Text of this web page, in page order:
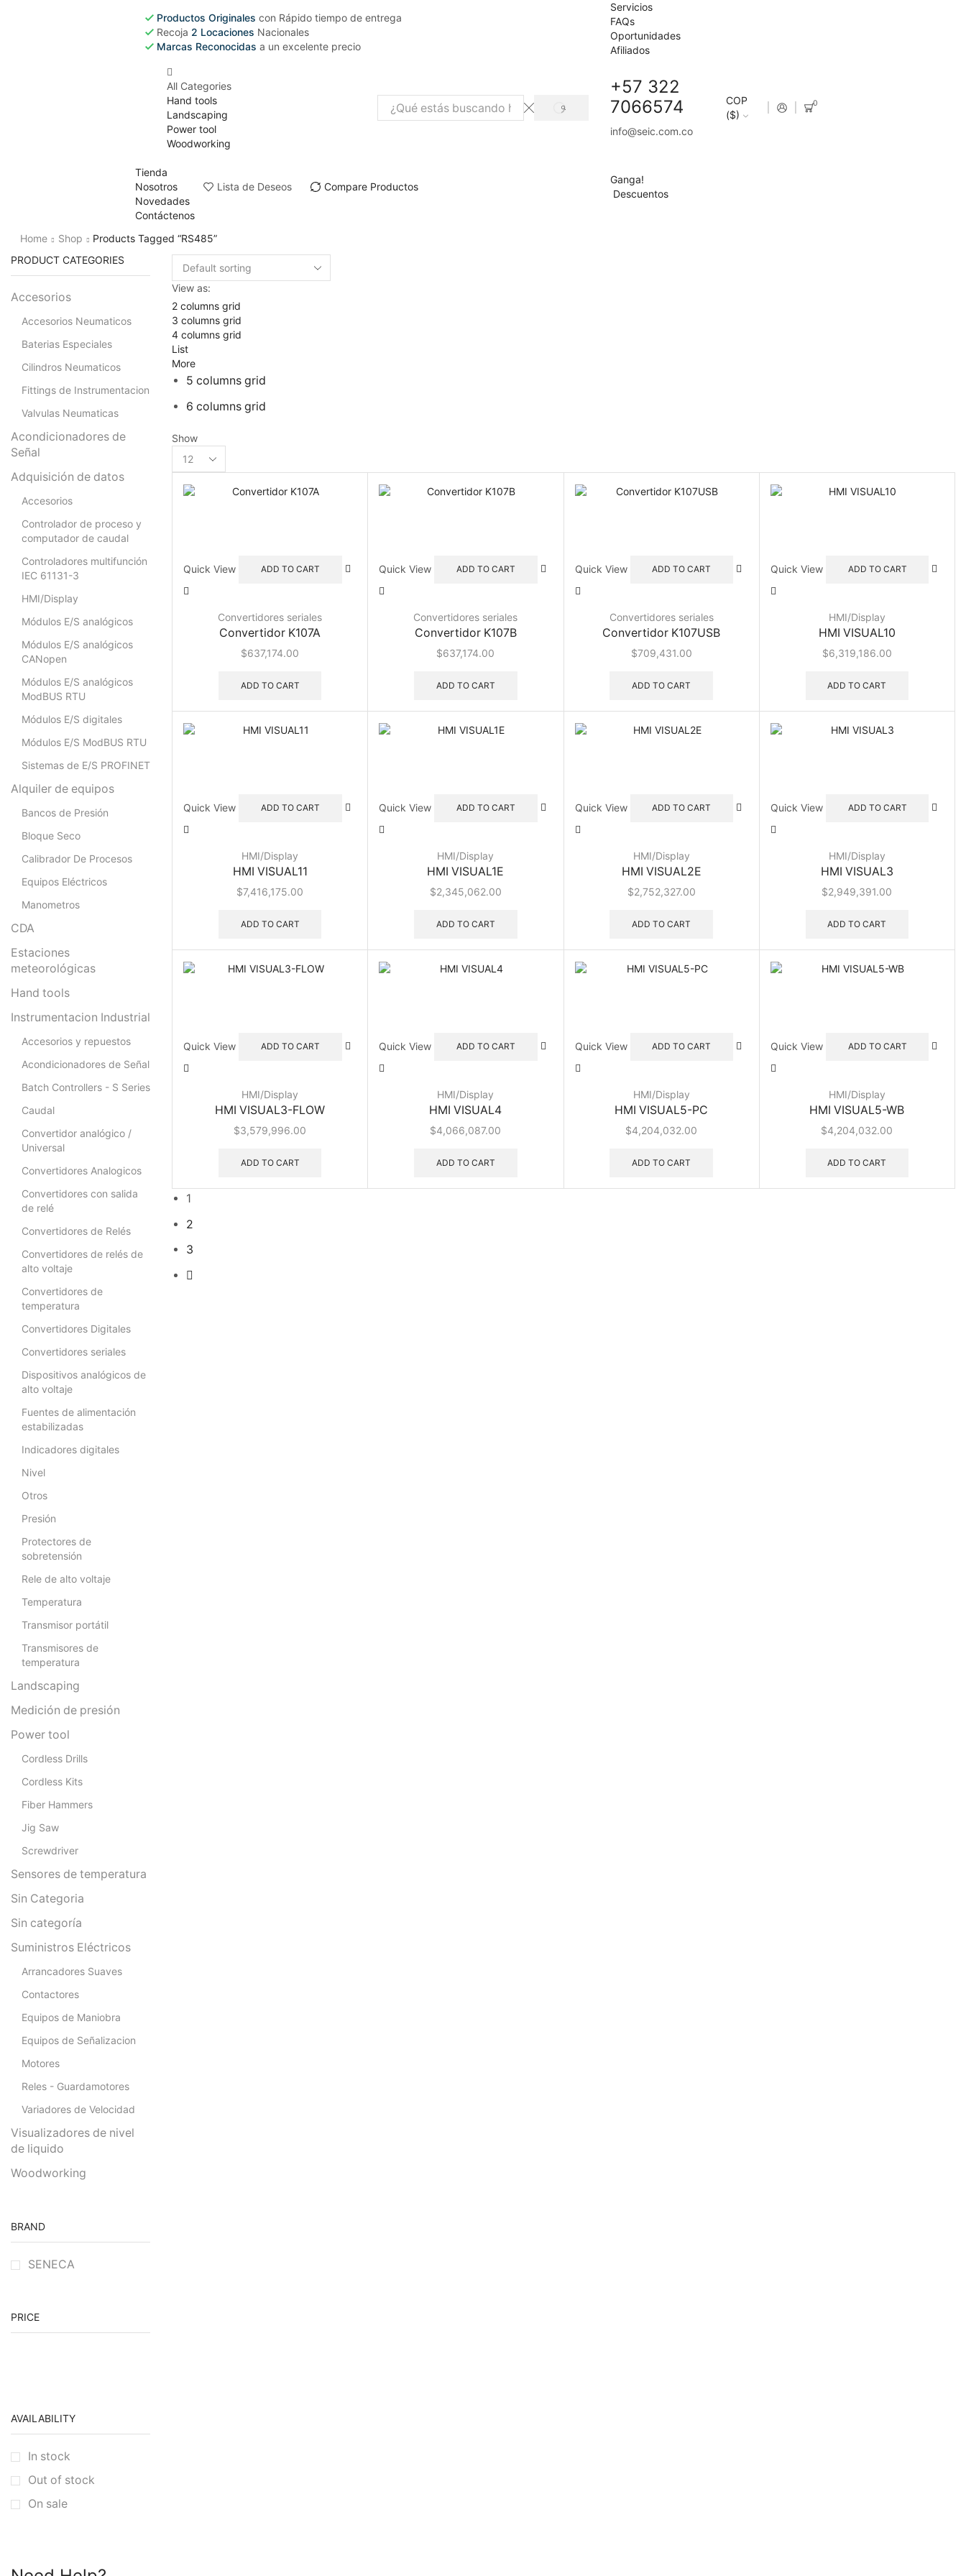
Productos Originales con Rápido tiempo de entrega
Recoja 2 Locaciones Nacionales
Marcas Reconocidas a un excelente precio
Servicios
FAQs
Oportunidades
Afiliados
All Categories
Hand tools
Landscaping
Power tool
Woodworking
Search
SEARCH
+57 322
7066574
info@seic.com.co
COP
($)
0
Tienda
Nosotros
Novedades
Contáctenos
Lista de Deseos Compare Productos
Ganga!
Descuentos
Home Shop Products Tagged “RS485”
View as:
2 columns grid
3 columns grid
4 columns grid
List
More
5 columns grid
6 columns grid
Show
Products
per
Quick View ADD TO CART
Convertidores seriales
Convertidor K107A
$637,174.00
ADD TO CART
Quick View ADD TO CART
Convertidores seriales
Convertidor K107B
$637,174.00
ADD TO CART
Quick View ADD TO CART
Convertidores seriales
Convertidor K107USB
$709,431.00
ADD TO CART
Quick View ADD TO CART
HMI/Display
HMI VISUAL10
$6,319,186.00
ADD TO CART
Quick View ADD TO CART
HMI/Display
HMI VISUAL11
$7,416,175.00
ADD TO CART
Quick View ADD TO CART
HMI/Display
HMI VISUAL1E
$2,345,062.00
ADD TO CART
Quick View ADD TO CART
HMI/Display
HMI VISUAL2E
$2,752,327.00
ADD TO CART
Quick View ADD TO CART
HMI/Display
HMI VISUAL3
$2,949,391.00
ADD TO CART
Quick View ADD TO CART
HMI/Display
HMI VISUAL3-FLOW
$3,579,996.00
ADD TO CART
Quick View ADD TO CART
HMI/Display
HMI VISUAL4
$4,066,087.00
ADD TO CART
Quick View ADD TO CART
HMI/Display
HMI VISUAL5-PC
$4,204,032.00
ADD TO CART
Quick View ADD TO CART
HMI/Display
HMI VISUAL5-WB
$4,204,032.00
ADD TO CART
1
2
3
PRODUCT CATEGORIES
Accesorios
Accesorios Neumaticos
Baterias Especiales
Cilindros Neumaticos
Fittings de Instrumentacion
Valvulas Neumaticas
Acondicionadores de
Señal
Adquisición de datos
Accesorios
Controlador de proceso y
computador de caudal
Controladores multifunción
IEC 61131-3
HMI/Display
Módulos E/S analógicos
Módulos E/S analógicos
CANopen
Módulos E/S analógicos
ModBUS RTU
Módulos E/S digitales
Módulos E/S ModBUS RTU
Sistemas de E/S PROFINET
Alquiler de equipos
Bancos de Presión
Bloque Seco
Calibrador De Procesos
Equipos Eléctricos
Manometros
CDA
Estaciones
meteorológicas
Hand tools
Instrumentacion Industrial
Accesorios y repuestos
Acondicionadores de Señal
Batch Controllers - S Series
Caudal
Convertidor analógico /
Universal
Convertidores Analogicos
Convertidores con salida
de relé
Convertidores de Relés
Convertidores de relés de
alto voltaje
Convertidores de
temperatura
Convertidores Digitales
Convertidores seriales
Dispositivos analógicos de
alto voltaje
Fuentes de alimentación
estabilizadas
Indicadores digitales
Nivel
Otros
Presión
Protectores de
sobretensión
Rele de alto voltaje
Temperatura
Transmisor portátil
Transmisores de
temperatura
Landscaping
Medición de presión
Power tool
Cordless Drills
Cordless Kits
Fiber Hammers
Jig Saw
Screwdriver
Sensores de temperatura
Sin Categoria
Sin categoría
Suministros Eléctricos
Arrancadores Suaves
Contactores
Equipos de Maniobra
Equipos de Señalizacion
Motores
Reles - Guardamotores
Variadores de Velocidad
Visualizadores de nivel
de liquido
Woodworking
BRAND
SENECA
PRICE
AVAILABILITY
In stock
Out of stock
On sale